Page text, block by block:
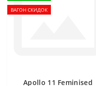
ВАГОН СКИДОК
Apollo 11 Feminised